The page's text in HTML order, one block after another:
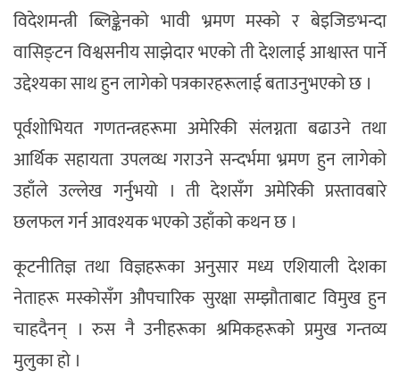
विदेशमन्त्री ब्लिङ्केनको भावी भ्रमण मस्को र बेइजिङभन्दा
वासिङ्टन विश्वसनीय साझेदार भएको ती देशलाई आश्वास्त पार्ने
उद्देश्यका साथ हुन लागेको पत्रकारहरूलाई बताउनुभएको छ ।
पूर्वशोभियत गणतन्त्रहरूमा अमेरिकी संलग्नता बढाउने तथा
आर्थिक सहायता उपलव्ध गराउने सन्दर्भमा भ्रमण हुन लागेको
उहाँले उल्लेख गर्नुभयो । ती देशसँग अमेरिकी प्रस्तावबारे
छलफल गर्न आवश्यक भएको उहाँको कथन छ ।
कूटनीतिज्ञ तथा विज्ञहरूका अनुसार मध्य एशियाली देशका
नेताहरू मस्कोसँग औपचारिक सुरक्षा सम्झौताबाट विमुख हुन
चाहदैनन् । रुस नै उनीहरूका श्रमिकहरूको प्रमुख गन्तव्य
मुलुका हो ।